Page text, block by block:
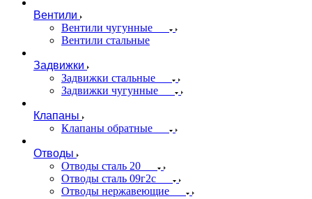
Вентили
Вентили чугунные
Вентили стальные
Задвижки
Задвижки стальные
Задвижки чугунные
Клапаны
Клапаны обратные
Отводы
Отводы сталь 20
Отводы сталь 09г2с
Отводы нержавеющие